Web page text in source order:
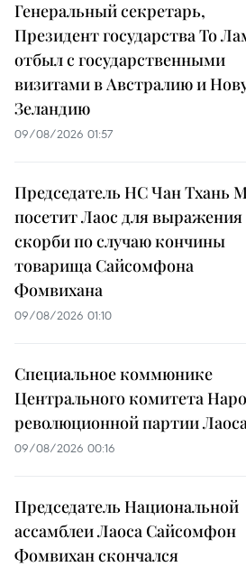
Генеральный секретарь,
Президент государства То
отбыл с государственными
визитами в Австралию и
Зеландию
09/08/2026 01:57
Председатель НС Чан Тхань
посетит Лаос для выражения
скорби по случаю кончины
товарища Сайсомфона
Фомвихана
09/08/2026 01:10
Специальное коммюнике
Центрального комитета
революционной партии
09/08/2026 00:16
Председатель Национальной
ассамблеи Лаоса Сайсомфон
Фомвихан скончался